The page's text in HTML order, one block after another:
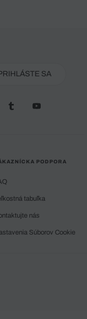
SA
PODPORA
tabuľka
nás
Súborov Cookie